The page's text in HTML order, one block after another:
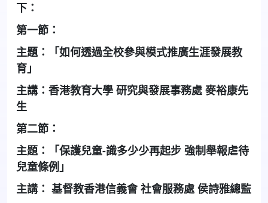
下：
第一節：
主題：「如何透過全校參與模式推廣生涯發展教
育」
主講：香港教育大學 研究與發展事務處 麥裕康先
生
第二節：
主題：「保護兒童-識多少少再起步 強制舉報虐待
兒童條例」
主講： 基督教香港信義會 社會服務處 侯詩雅總監